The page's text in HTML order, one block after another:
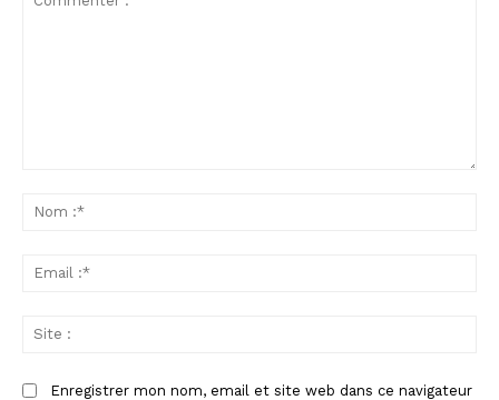
Enregistrer mon nom, email et site web dans ce navigateur